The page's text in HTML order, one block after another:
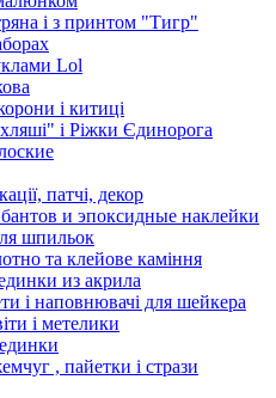
і з принтом "Тигр"
Lol
і китиці
і Ріжки Єдинорога
патчі, декор
и эпоксидные наклейки
шпильок
та клейове каміння
из акрила
і наповнювачі для шейкера
і метелики
, пайетки і стрази